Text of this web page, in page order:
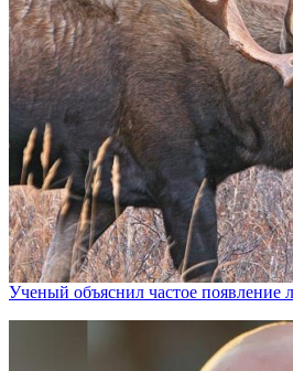
Ученый объяснил частое появление